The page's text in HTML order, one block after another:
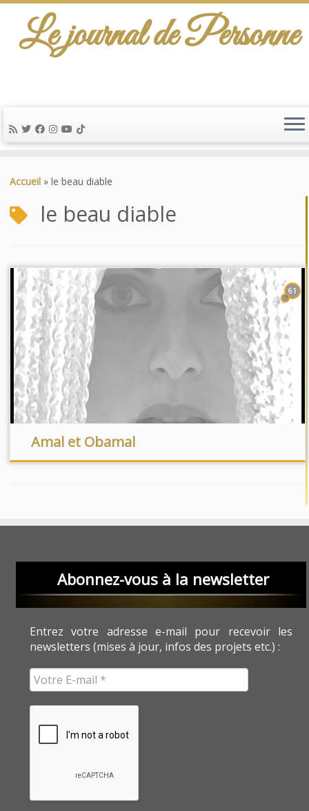
au
Le journal de Personne
Accueil » le beau diable
le beau diable
61
Amal et Obamal
Abonnez-vous à la newsletter
Entrez votre adresse e-mail pour recevoir les
newsletters (mises à jour, infos des projets etc.) :